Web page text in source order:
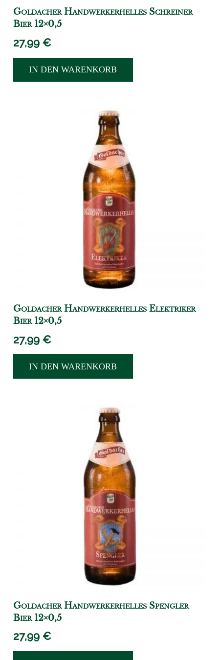
Goldacher Handwerkerhelles Schreiner
Bier 12×0,5
27,99 €
IN DEN WARENKORB
Goldacher Handwerkerhelles Elektriker
Bier 12×0,5
27,99 €
IN DEN WARENKORB
Goldacher Handwerkerhelles Spengler
Bier 12×0,5
27,99 €